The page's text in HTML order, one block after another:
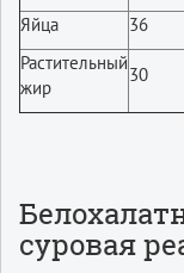
Яйца
36
Растительный
жир
30
суровая